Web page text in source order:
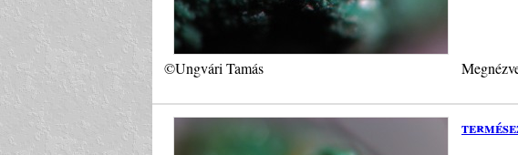
©Ungvári Tamás